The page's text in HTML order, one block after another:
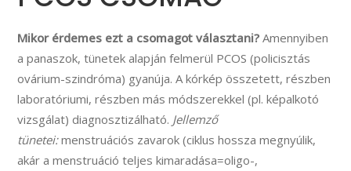
Mikor érdemes ezt a csomagot választani? Amennyiben
a panaszok, tünetek alapján felmerül PCOS (policisztás
ovárium-szindróma) gyanúja. A kórkép összetett, részben
laboratóriumi, részben más módszerekkel (pl. képalkotó
vizsgálat) diagnosztizálható. Jellemző
tünetei:menstruációs zavarok (ciklus hossza megnyúlik,
akár a menstruáció teljes kimaradása=oligo-,